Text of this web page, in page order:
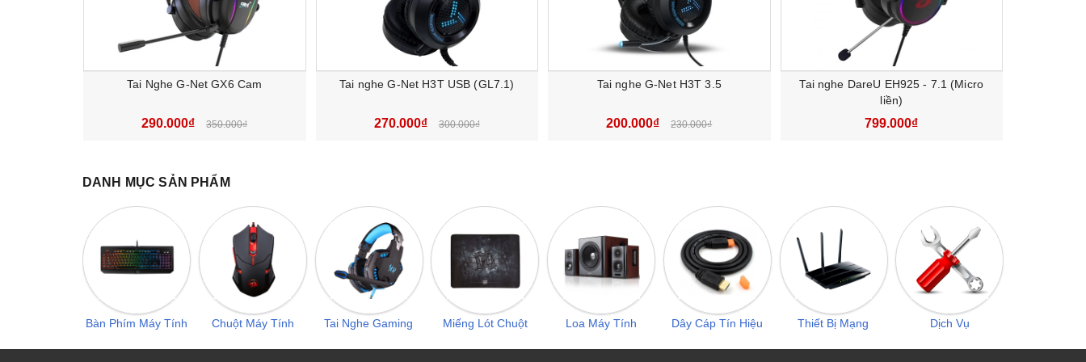
Tai Nghe G-Net GX6 Cam
290.000₫ 350.000₫
Tai nghe G-Net H3T USB (GL7.1)
270.000₫ 300.000₫
Tai nghe G-Net H3T 3.5
200.000₫ 230.000₫
Tai nghe DareU EH925 - 7.1 (Micro
liền)
799.000₫
DANH MỤC SẢN PHẨM
Bàn Phím Máy Tính Chuột Máy Tính Tai Nghe Gaming Miếng Lót Chuột Loa Máy Tính Dây Cáp Tín Hiệu Thiết Bị Mạng Dịch Vụ